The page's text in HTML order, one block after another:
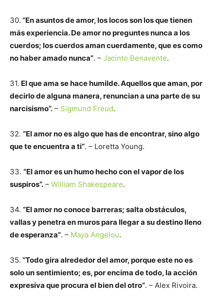
30. “En asuntos de amor, los locos son los que tienen
más experiencia. De amor no preguntes nunca a los
cuerdos; los cuerdos aman cuerdamente, que es como
no haber amado nunca”. – Jacinto Benavente.
31. El que ama se hace humilde. Aquellos que aman, por
decirlo de alguna manera, renuncian a una parte de su
narcisismo”. – Sigmund Freud.
32. “El amor no es algo que has de encontrar, sino algo
que te encuentra a ti”. – Loretta Young.
33. “El amor es un humo hecho con el vapor de los
suspiros”. – William Shakespeare.
34. “El amor no conoce barreras; salta obstáculos,
vallas y penetra en muros para llegar a su destino lleno
de esperanza”. – Maya Angelou.
35. “Todo gira alrededor del amor, porque este no es
solo un sentimiento; es, por encima de todo, la acción
expresiva que procura el bien del otro”. – Alex Rivoira.